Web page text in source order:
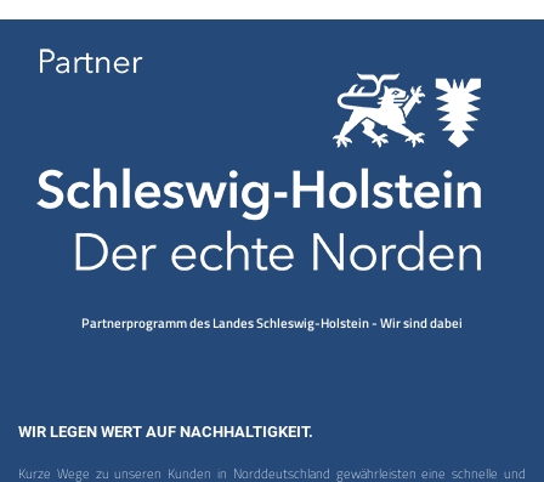
Partnerprogramm des Landes Schleswig-Holstein - Wir sind dabei
WIR LEGEN WERT AUF NACHHALTIGKEIT.
Kurze Wege zu unseren Kunden in Norddeutschland gewährleisten eine schnelle und